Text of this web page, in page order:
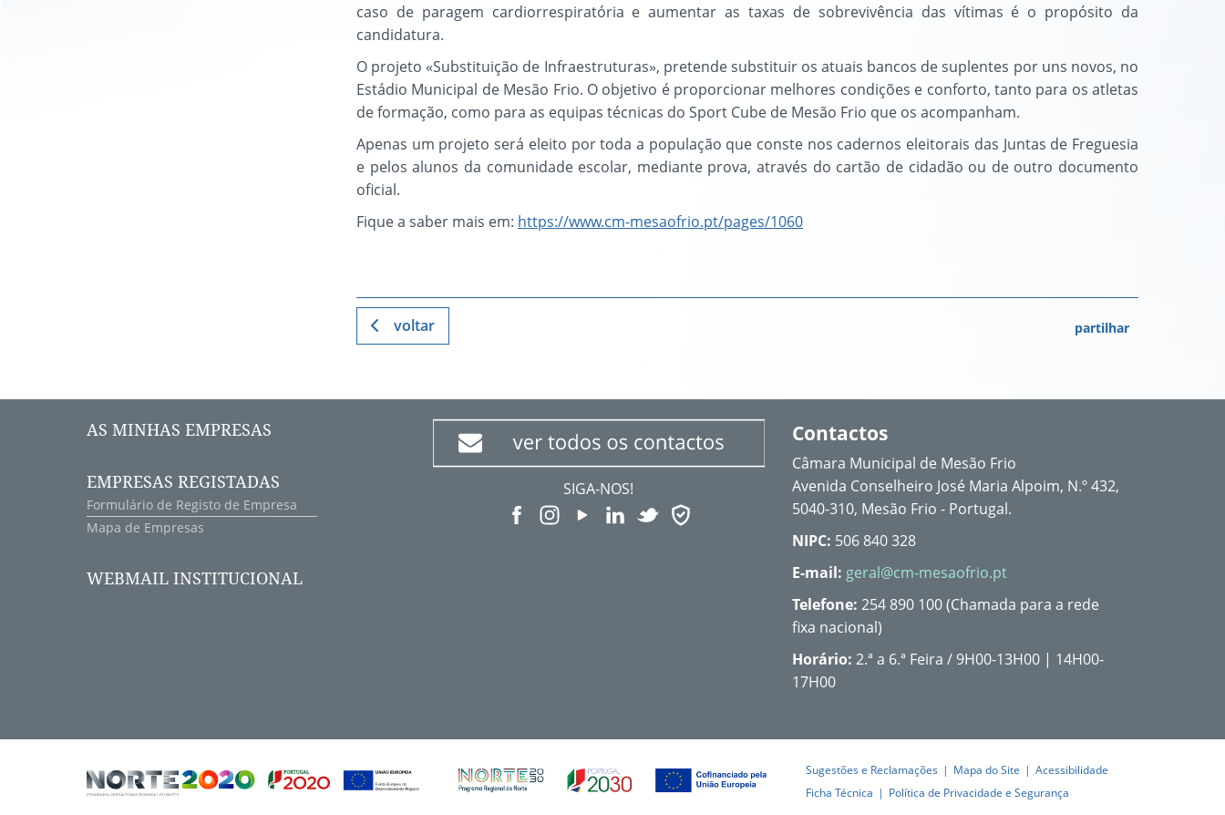
caso de paragem cardiorrespiratória e aumentar as taxas de sobrevivência das vítimas é o propósito da
candidatura.
O projeto «Substituição de Infraestruturas», pretende substituir os atuais bancos de suplentes por uns novos, no
Estádio Municipal de Mesão Frio. O objetivo é proporcionar melhores condições e conforto, tanto para os atletas
de formação, como para as equipas técnicas do Sport Cube de Mesão Frio que os acompanham.
Apenas um projeto será eleito por toda a população que conste nos cadernos eleitorais das Juntas de Freguesia
e pelos alunos da comunidade escolar, mediante prova, através do cartão de cidadão ou de outro documento
oficial.
Fique a saber mais em: https://www.cm-mesaofrio.pt/pages/1060
voltar partilhar
AS MINHAS EMPRESAS
EMPRESAS REGISTADAS
Formulário de Registo de Empresa
Mapa de Empresas
WEBMAIL INSTITUCIONAL
SIGA-NOS!
Contactos
Câmara Municipal de Mesão Frio
Avenida Conselheiro José Maria Alpoim, N.º 432,
5040-310, Mesão Frio - Portugal.
NIPC: 506 840 328
E-mail: geral@cm-mesaofrio.pt
Telefone: 254 890 100 (Chamada para a rede
fixa nacional)
Horário:2.ª a 6.ª Feira / 9H00-13H00 | 14H00-
17H00
Sugestões e Reclamações Mapa do Site
Acessibilidade
Ficha Técnica
Política de Privacidade e Segurança